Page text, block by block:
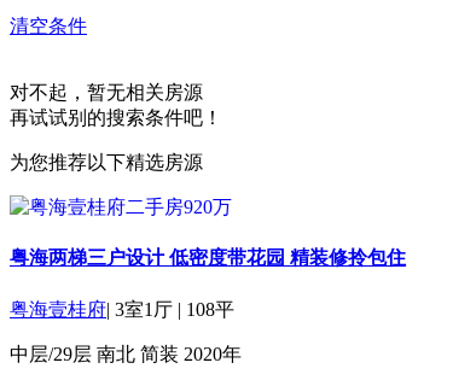
清空条件
对不起，暂无相关房源
再试试别的搜索条件吧！
为您推荐以下精选房源
粤海两梯三户设计 低密度带花园 精装修拎包住
粤海壹桂府| 3室1厅 | 108平
中层/29层 南北 简装 2020年